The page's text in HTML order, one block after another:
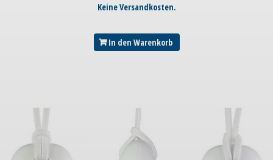
Keine Versandkosten.
In den Warenkorb